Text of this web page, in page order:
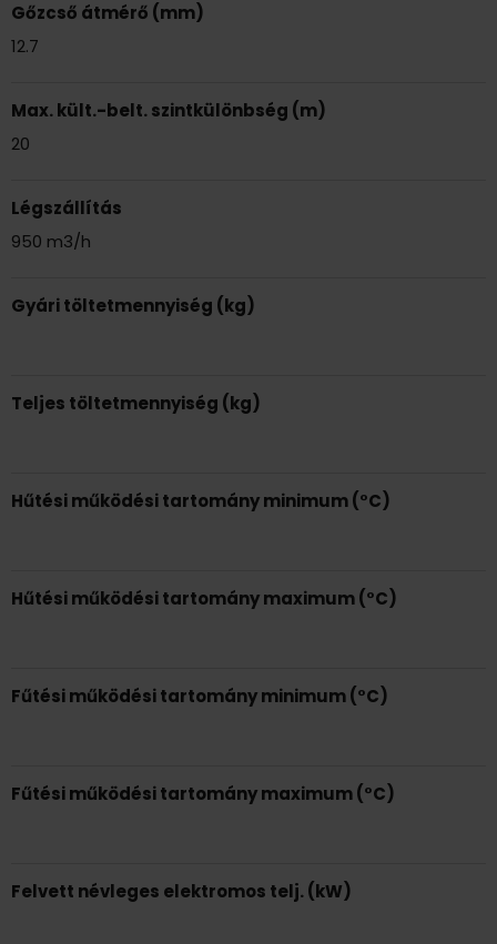
Gőzcső átmérő (mm)
12.7
Max. kült.-belt. szintkülönbség (m)
20
Légszállítás
950 m3/h
Gyári töltetmennyiség (kg)
Teljes töltetmennyiség (kg)
Hűtési működési tartomány minimum (°C)
Hűtési működési tartomány maximum (°C)
Fűtési működési tartomány minimum (°C)
Fűtési működési tartomány maximum (°C)
Felvett névleges elektromos telj. (kW)